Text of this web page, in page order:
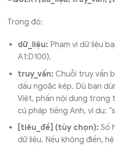
Trong đó:
dữ_liệu: Phạm vi dữ liệu
A1:D100).
truy_vấn: Chuỗi truy vấn
dấu ngoặc kép. Dù bạn
Việt, phần nội dung trong
cú pháp tiếng Anh, ví dụ:
[tiêu_đề] (tùy chọn): Số
dữ liệu. Nếu không điền,